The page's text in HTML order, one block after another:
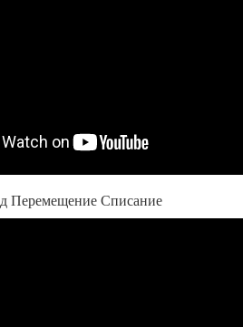
Перемещение Списание